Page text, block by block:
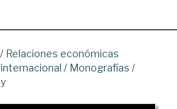
/ Relaciones económicas
/ Monografías /